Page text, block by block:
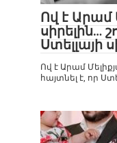
Ով է Արամ
սիրելին…
Ստելլայի
Ով է Արամ
հայտնել է, որ